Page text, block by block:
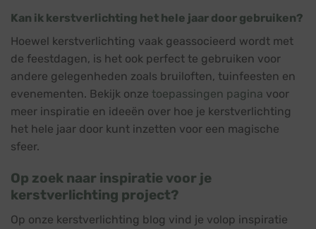
Kan ik kerstverlichting het hele jaar door gebruiken?
Hoewel kerstverlichting vaak geassocieerd wordt met
de feestdagen, is het ook perfect te gebruiken voor
andere gelegenheden zoals bruiloften, tuinfeesten en
evenementen. Bekijk onze toepassingen pagina voor
meer inspiratie en ideeën over hoe je kerstverlichting
het hele jaar door kunt inzetten voor een magische
sfeer.
Op zoek naar inspiratie voor je
kerstverlichting project?
Op onze kerstverlichting blog vind je volop inspiratie